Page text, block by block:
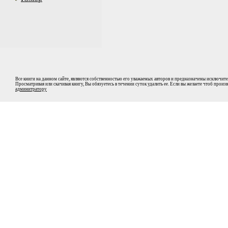
Все книги на данном сайте, являются собственностью его уважаемых авторов и предназначены
Просматривая или скачивая книгу, Вы обязуетесь в течении суток удалить ее. Если вы желаете чтоб
админитратору